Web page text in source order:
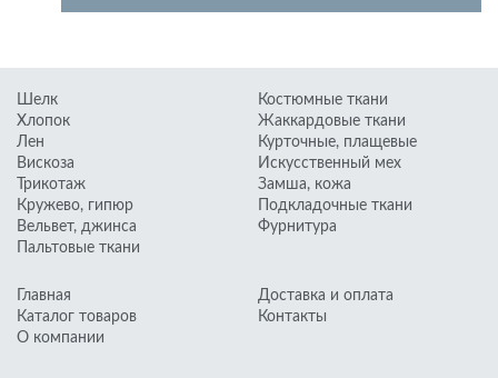
Шелк
Хлопок
Лен
Вискоза
Трикотаж
Кружево, гипюр
Вельвет, джинса
Пальтовые ткани
Костюмные ткани
Жаккардовые ткани
Курточные, плащевые
Искусственный мех
Замша, кожа
Подкладочные ткани
Фурнитура
Главная
Каталог товаров
О компании
Доставка и оплата
Контакты